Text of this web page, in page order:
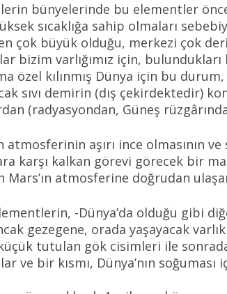
bünyelerinde bu elementler
sıcaklığa sahip olmaları
çok büyük olduğu, merkezi çok
bizim varlığımız için,
özel kılınmış Dünya için bu
sıvı demirin (dış çekirdektedir)
(radyasyondan, Güneş
atmosferinin aşırı ince olmasının
karşı kalkan görevi görecek bir
Mars’ın atmosferine doğrudan
-Dünya’da olduğu gibi
gezegene, orada yaşayacak
tutulan gök cisimleri ile
ve bir kısmı, Dünya’nın